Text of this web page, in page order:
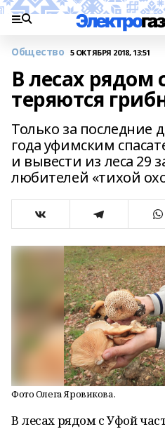
Общество 5 ОКТЯБРЯ 2018, 13:51
В лесах рядом
теряются
Только за последние
года уфимским
и вывести из леса 29
любителей «тихой
Фото Олега Яровикова.
В лесах рядом с Уфой